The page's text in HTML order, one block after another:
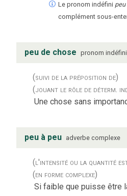
Le pronom indéfini peu
complément sous-
peu de chose pronom
(suivi de la préposition de)
(jouant le rôle de déterm.
Une chose sans
peu à peu adverbe complexe
(l'intensité ou la quantité
(en forme complexe)
Si faible que puisse être